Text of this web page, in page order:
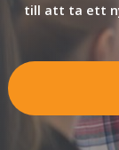
till att ta ett